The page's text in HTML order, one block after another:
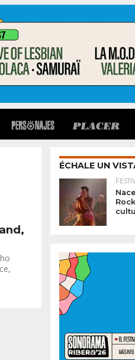
ÉCHALE UN